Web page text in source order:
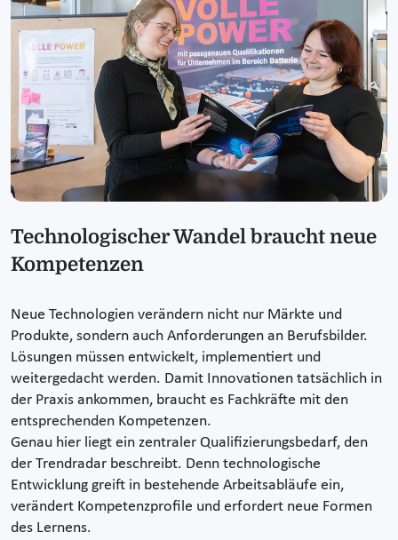
Technologischer Wandel braucht neue
Kompetenzen
Neue Technologien verändern nicht nur Märkte und
Produkte, sondern auch Anforderungen an Berufsbilder.
Lösungen müssen entwickelt, implementiert und
weitergedacht werden. Damit Innovationen tatsächlich in
der Praxis ankommen, braucht es Fachkräfte mit den
entsprechenden Kompetenzen.
Genau hier liegt ein zentraler Qualifizierungsbedarf, den
der Trendradar beschreibt. Denn technologische
Entwicklung greift in bestehende Arbeitsabläufe ein,
verändert Kompetenzprofile und erfordert neue Formen
des Lernens.